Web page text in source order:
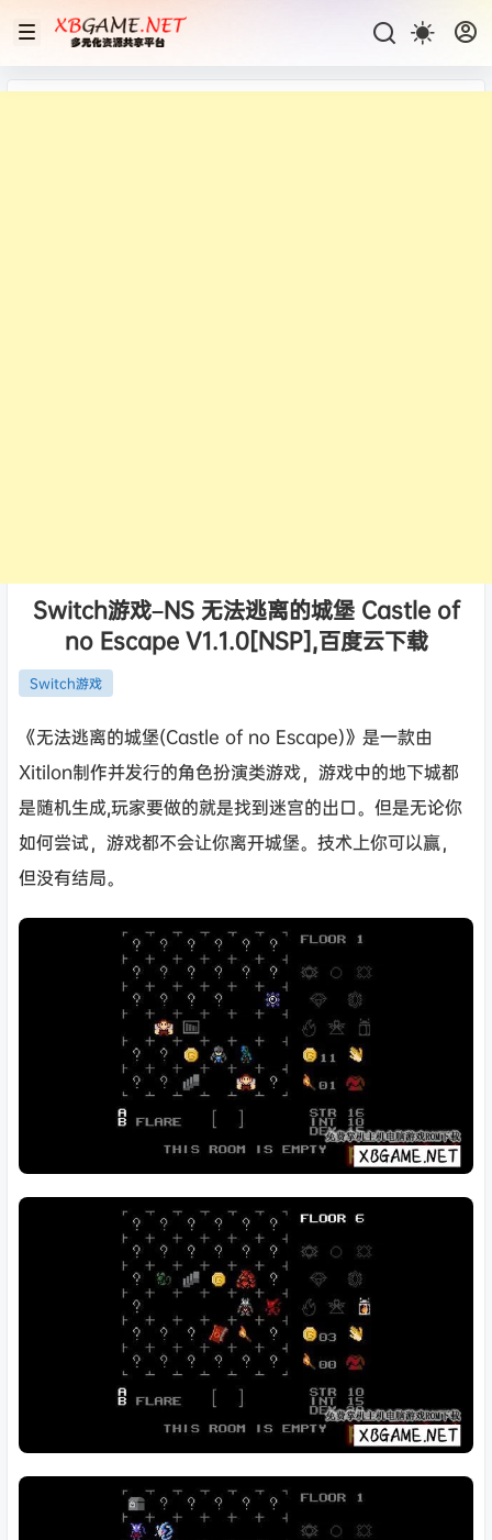
Switch游戏–NS 无法逃离的城堡 Castle of
no Escape V1.1.0[NSP],百度云下载
Switch游戏
《无法逃离的城堡(Castle of no Escape)》是一款由
Xitilon制作并发行的角色扮演类游戏，游戏中的地下城都
是随机生成,玩家要做的就是找到迷宫的出口。但是无论你
如何尝试，游戏都不会让你离开城堡。技术上你可以赢，
但没有结局。